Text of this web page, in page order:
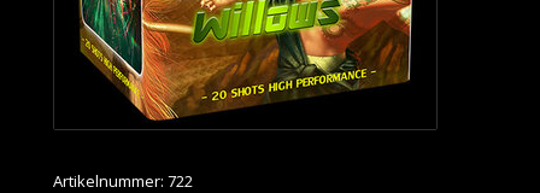
Artikelnummer: 722